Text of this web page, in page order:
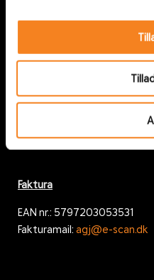
Om os
Om AGJ
Faktura
EAN nr.: 5797203053531
Fakturamail:agj@e-scan.dk